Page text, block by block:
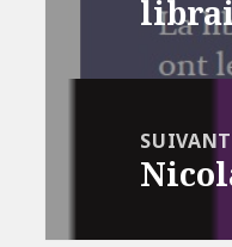
l’articleArticle
SUIVANT
Article